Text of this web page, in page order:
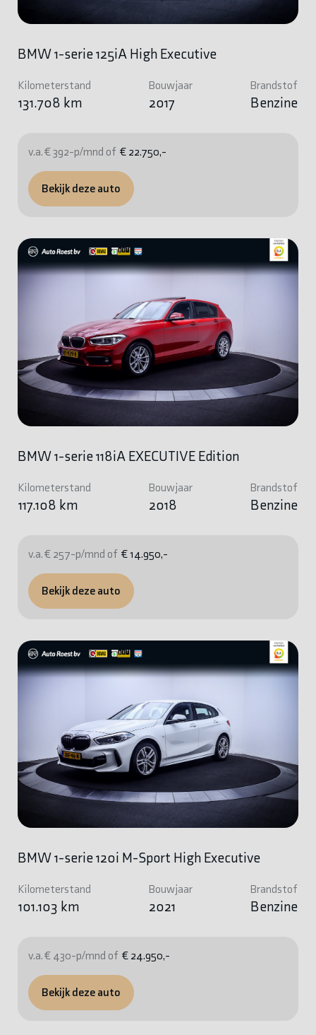
BMW 1-serie 125iA High Executive
Kilometerstand
131.708 km
Bouwjaar
2017
Brandstof
Benzine
v.a. € 392-p/mnd of € 22.750,-
Bekijk deze auto
BMW 1-serie 118iA EXECUTIVE Edition
Kilometerstand
117.108 km
Bouwjaar
2018
Brandstof
Benzine
v.a. € 257-p/mnd of € 14.950,-
Bekijk deze auto
BMW 1-serie 120i M-Sport High Executive
Kilometerstand
101.103 km
Bouwjaar
2021
Brandstof
Benzine
v.a. € 430-p/mnd of € 24.950,-
Bekijk deze auto